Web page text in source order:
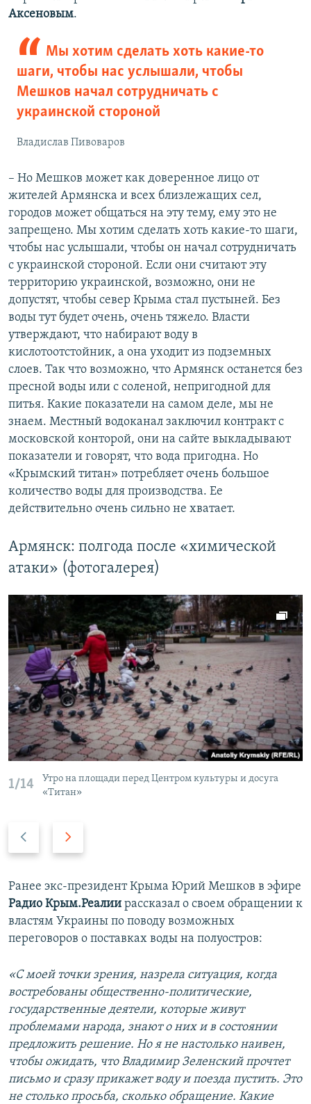
Аксеновым.
Мы хотим сделать хоть какие-то
шаги, чтобы нас услышали, чтобы
Мешков начал сотрудничать с
украинской стороной
Владислав Пивоваров
– Но Мешков может как доверенное лицо от
жителей Армянска и всех близлежащих сел,
городов может общаться на эту тему, ему это не
запрещено. Мы хотим сделать хоть какие-то шаги,
чтобы нас услышали, чтобы он начал сотрудничать
с украинской стороной. Если они считают эту
территорию украинской, возможно, они не
допустят, чтобы север Крыма стал пустыней. Без
воды тут будет очень, очень тяжело. Власти
утверждают, что набирают воду в
кислотоотстойник, а она уходит из подземных
слоев. Так что возможно, что Армянск останется без
пресной воды или с соленой, непригодной для
питья. Какие показатели на самом деле, мы не
знаем. Местный водоканал заключил контракт с
московской конторой, они на сайте выкладывают
показатели и говорят, что вода пригодна. Но
«Крымский титан» потребляет очень большое
количество воды для производства. Ее
действительно очень сильно не хватает.
Армянск: полгода после «химической
атаки» (фотогалерея)
1/14
Утро на площади перед Центром культуры и досуга
«Титан»
д
ы
д
у
й
с
л
а
й
д
д
у
ю
щ
й
с
л
а
й
д
Ранее экс-президент Крыма Юрий Мешков в эфире
Радио Крым.Реалии рассказал о своем обращении к
властям Украины по поводу возможных
переговоров о поставках воды на полуостров:
«С моей точки зрения, назрела ситуация, когда
востребованы общественно-политические,
государственные деятели, которые живут
проблемами народа, знают о них и в состоянии
предложить решение. Но я не настолько наивен,
чтобы ожидать, что Владимир Зеленский прочтет
письмо и сразу прикажет воду и поезда пустить. Это
не столько просьба, сколько обращение. Какие